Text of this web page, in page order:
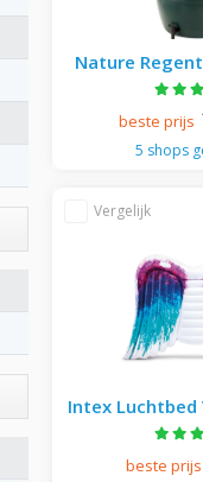
Nature
beste prijs
5 shops
Intex Luchtbed
251 x
beste prijs